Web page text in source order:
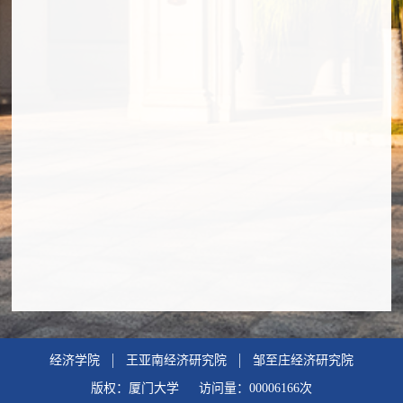
经济学院 王亚南经济研究院 邹至庄经济研究院
版权：厦门大学 访问量： 00006166次